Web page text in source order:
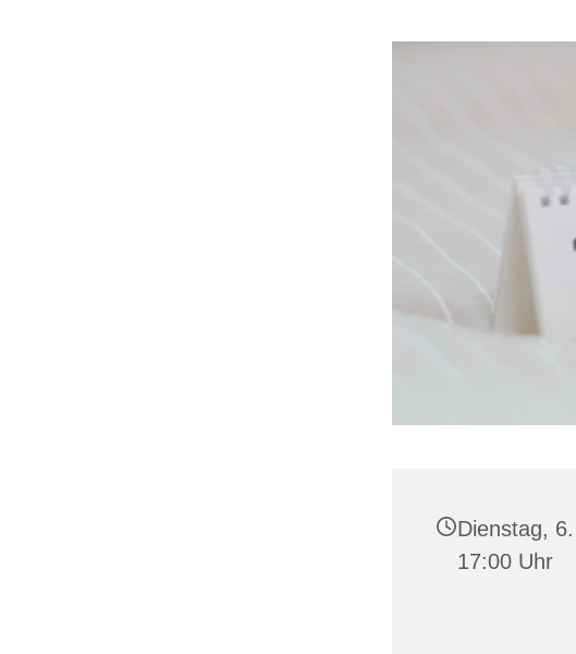
Dienstag,
17:00 Uhr